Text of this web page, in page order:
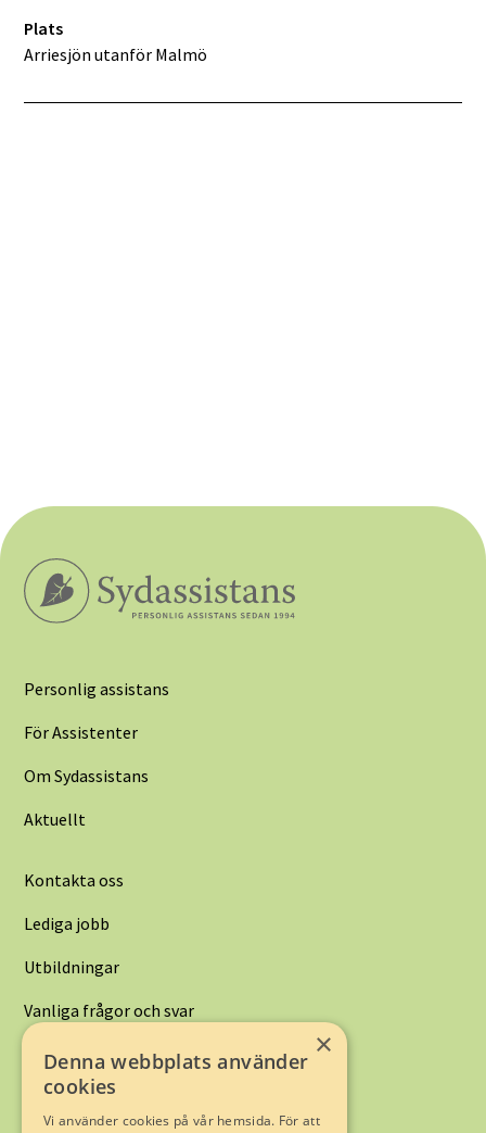
Plats
Arriesjön utanför Malmö
Personlig assistans
För Assistenter
Om Sydassistans
Aktuellt
Kontakta oss
Lediga jobb
Utbildningar
Vanliga frågor och svar
Kontakta oss:
Limhamnsvägen 128
216 12 Limhamn
×
Denna webbplats använder
cookies
Vi använder cookies på vår hemsida. För att